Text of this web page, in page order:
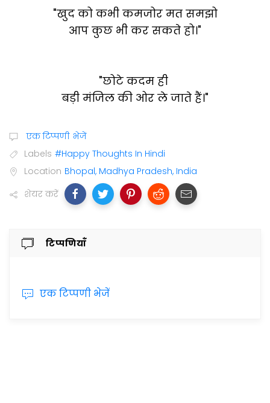
"खुद को कभी कमजोर मत समझो
आप कुछ भी कर सकते हो।"
"छोटे कदम ही
बड़ी मंजिल की ओर ले जाते हैं।"
एक टिप्पणी भेजें
Labels #Happy Thoughts In Hindi
Location Bhopal, Madhya Pradesh, India
शेयर करें
टिप्पणियाँ
एक टिप्पणी भेजें